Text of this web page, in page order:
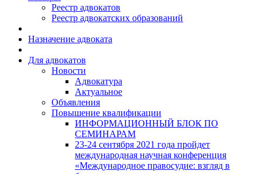
Реестр адвокатов
Реестр адвокатских образований
Назначение адвоката
Для адвокатов
Новости
Адвокатура
Актуальное
Объявления
Повышение квалификации
ИНФОРМАЦИОННЫЙ БЛОК ПО
СЕМИНАРАМ
23-24 сентября 2021 года пройдет
международная научная конференция
«Международное правосудие: взгляд в